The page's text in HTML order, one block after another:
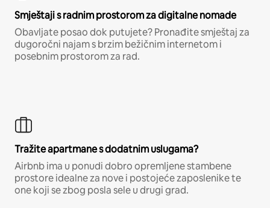
Smještaji s radnim prostorom za digitalne nomade
Obavljate posao dok putujete? Pronađite smještaj za
dugoročni najam s brzim bežičnim internetom i
posebnim prostorom za rad.
Tražite apartmane s dodatnim uslugama?
Airbnb ima u ponudi dobro opremljene stambene
prostore idealne za nove i postojeće zaposlenike te
one koji se zbog posla sele u drugi grad.